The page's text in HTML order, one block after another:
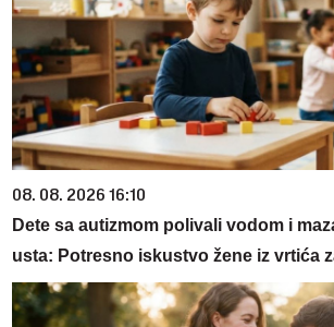
08. 08. 2026 16:10
Dete sa autizmom polivali vodom i
usta: Potresno iskustvo žene iz vrtića